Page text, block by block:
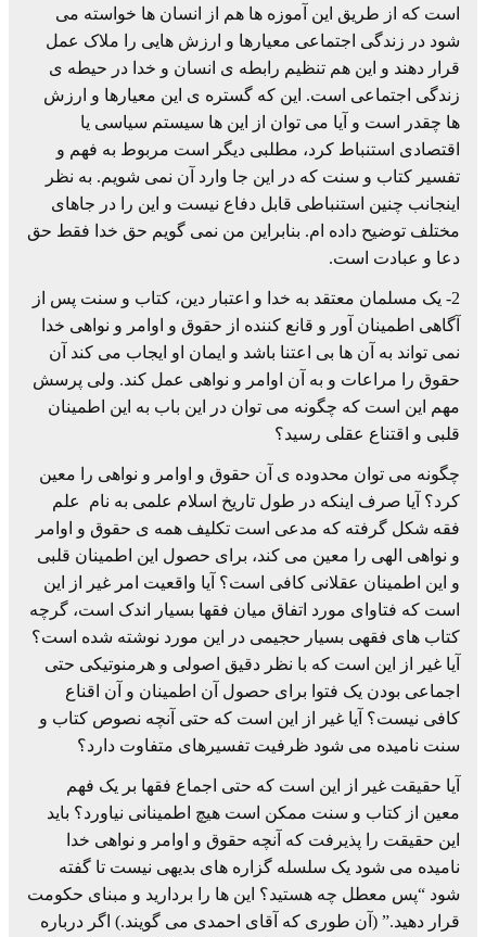
است که از طریق این آموزه ها هم از انسان ها خواسته می
شود در زندگی اجتماعی معیارها و ارزش هایی را ملاک عمل
قرار دهند و این هم تنظیم رابطه ی انسان و خدا در حیطه ی
زندگی اجتماعی است. این که گستره ی این معیارها و ارزش
ها چقدر است و آیا می توان از این ها سیستم سیاسی یا
اقتصادی استنباط کرد، مطلبی دیگر است مربوط به فهم و
تفسیر کتاب و سنت که در این جا وارد آن نمی شویم. به نظر
اینجانب چنین استنباطی قابل دفاع نیست و این را در جاهای
مختلف توضیح داده ام. بنابراین من نمی گویم حق خدا فقط حق
دعا و عبادت است.
2- یک مسلمان معتقد به خدا و اعتبار دین، کتاب و سنت پس از
آگاهی اطمینان آور و قانع کننده از حقوق و اوامر و نواهی خدا
نمی تواند به آن ها بی اعتنا باشد و ایمان او ایجاب می کند آن
حقوق را مراعات و به آن اوامر و نواهی عمل کند. ولی پرسش
مهم این است که چگونه می توان در این باب به این اطمینان
قلبی و اقتناع عقلی رسید؟
چگونه می توان محدوده ی آن حقوق و اوامر و نواهی را معین
کرد؟ آیا صرف اینکه در طول تاریخ اسلام علمی به نام علم
فقه شکل گرفته که مدعی است تکلیف همه ی حقوق و اوامر
و نواهی الهی را معین می کند، برای حصول این اطمینان قلبی
و این اطمینان عقلانی کافی است؟ آیا واقعیت امر غیر از این
است که فتاوای مورد اتفاق میان فقها بسیار اندک است، گرچه
کتاب های فقهی بسیار حجیمی در این مورد نوشته شده است؟
آیا غیر از این است که با نظر دقیق اصولی و هرمنوتیکی حتی
اجماعی بودن یک فتوا برای حصول آن اطمینان و آن اقناع
کافی نیست؟ آیا غیر از این است که حتی آنچه نصوص کتاب و
سنت نامیده می شود ظرفیت تفسیرهای متفاوت دارد؟
آیا حقیقت غیر از این است که حتی اجماع فقها بر یک فهم
معین از کتاب و سنت ممکن است هیچ اطمینانی نیاورد؟ باید
این حقیقت را پذیرفت که آنچه حقوق و اوامر و نواهی خدا
نامیده می شود یک سلسله گزاره های بدیهی نیست تا گفته
شود “پس معطل چه هستید؟ این ها را بردارید و مبنای حکومت
قرار دهید.” (آن طوری که آقای احمدی می گویند.) اگر درباره